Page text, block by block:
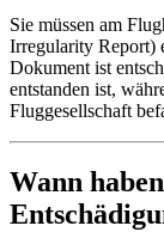
Sie müssen am
Irregularity Report)
Dokument ist
entstanden ist,
Fluggesellschaft
Wann